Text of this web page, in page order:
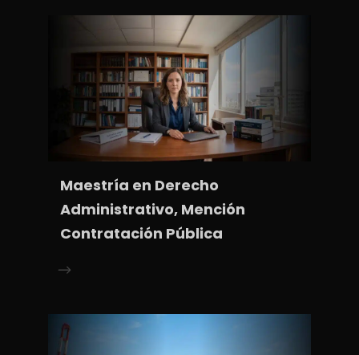
Maestría en Derecho
Administrativo, Mención
Contratación Pública